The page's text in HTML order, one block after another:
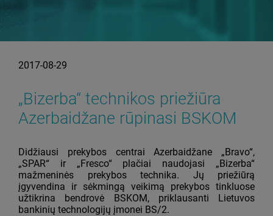
2017-08-29
„Bizerba“ technikos priežiūra
Azerbaidžane rūpinasi BSKOM
Didžiausi prekybos centrai Azerbaidžane „Bravo“,
„SPAR“ ir „Fresco“ plačiai naudojasi „Bizerba“
mažmeninės prekybos technika. Jų priežiūrą
įgyvendina ir sėkmingą veikimą prekybos tinkluose
užtikrina bendrovė BSKOM, priklausanti Lietuvos
bankinių technologijų įmonei BS/2.